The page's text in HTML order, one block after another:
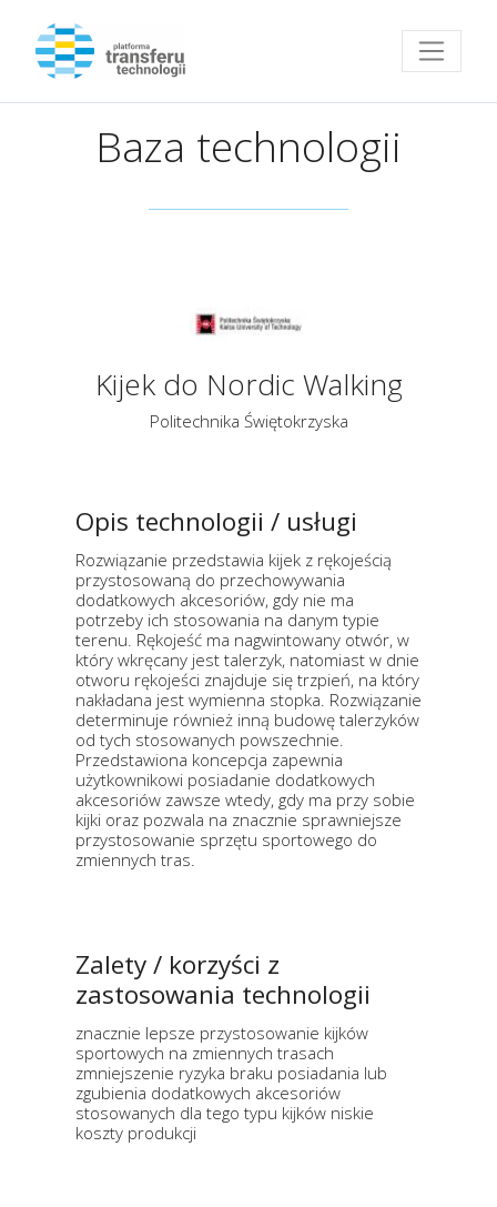
Przejdź do strony głównej
Baza technologii
Kijek do Nordic Walking
Politechnika Świętokrzyska
Opis technologii / usługi
Rozwiązanie przedstawia kijek z rękojeścią
przystosowaną do przechowywania
dodatkowych akcesoriów, gdy nie ma
potrzeby ich stosowania na danym typie
terenu. Rękojeść ma nagwintowany otwór, w
który wkręcany jest talerzyk, natomiast w dnie
otworu rękojeści znajduje się trzpień, na który
nakładana jest wymienna stopka. Rozwiązanie
determinuje również inną budowę talerzyków
od tych stosowanych powszechnie.
Przedstawiona koncepcja zapewnia
użytkownikowi posiadanie dodatkowych
akcesoriów zawsze wtedy, gdy ma przy sobie
kijki oraz pozwala na znacznie sprawniejsze
przystosowanie sprzętu sportowego do
zmiennych tras.
Zalety / korzyści z
zastosowania technologii
znacznie lepsze przystosowanie kijków
sportowych na zmiennych trasach
zmniejszenie ryzyka braku posiadania lub
zgubienia dodatkowych akcesoriów
stosowanych dla tego typu kijków niskie
koszty produkcji